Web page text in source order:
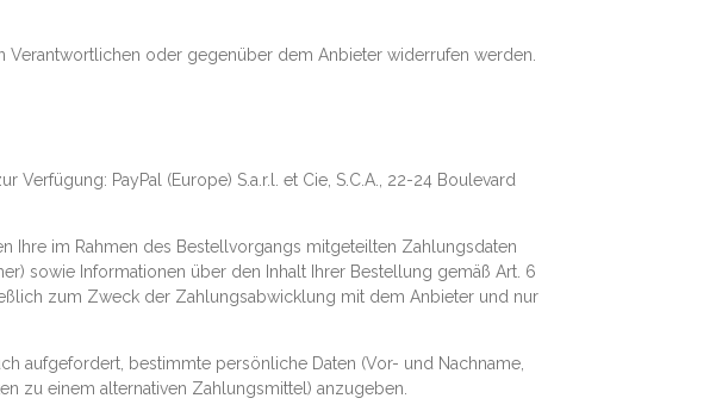
oder gegenüber dem Anbieter widerrufen werden.
PayPal (Europe) S.a.r.l. et Cie, S.C.A., 22-24 Boulevard
Ihre im Rahmen des Bestellvorgangs mitgeteilten Zahlungsdaten
sowie Informationen über den Inhalt Ihrer Bestellung gemäß Art. 6
zum Zweck der Zahlungsabwicklung mit dem Anbieter und nur
aufgefordert, bestimmte persönliche Daten (Vor- und Nachname,
zu einem alternativen Zahlungsmittel) anzugeben.